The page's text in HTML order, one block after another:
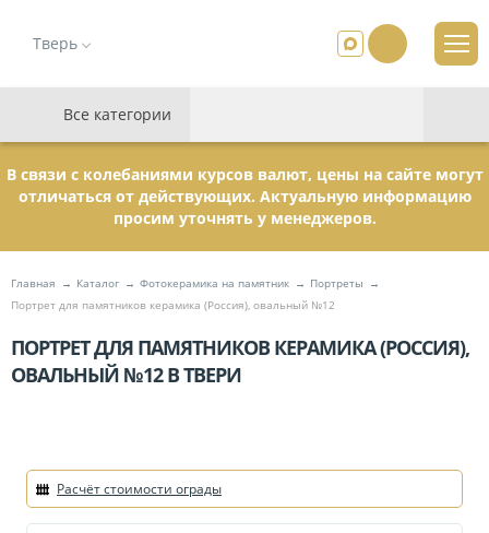
Тверь
Все категории
В связи с колебаниями курсов валют, цены на сайте могут
отличаться от действующих. Актуальную информацию
просим уточнять у менеджеров.
Главная Каталог Фотокерамика на памятник
Портреты
Портрет для памятников керамика (Россия), овальный №12
ПОРТРЕТ ДЛЯ ПАМЯТНИКОВ КЕРАМИКА (РОССИЯ),
ОВАЛЬНЫЙ №12 В ТВЕРИ
Расчёт стоимости ограды